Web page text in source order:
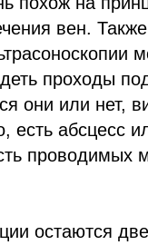
вен.
проходы
они или нет,
есть абсцесс
проводимых
остаются